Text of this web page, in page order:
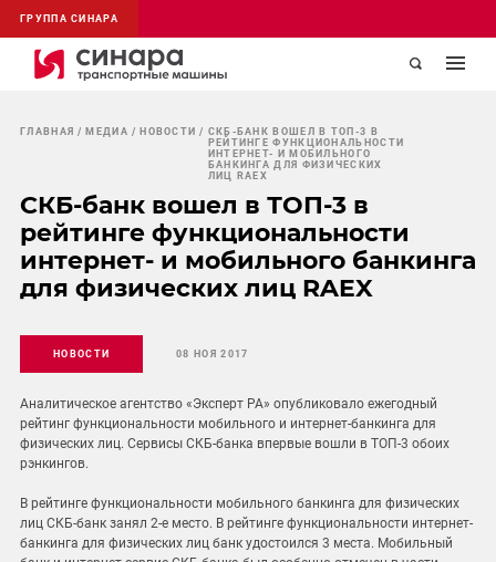
ГРУППА СИНАРА
ГЛАВНАЯ МЕДИА НОВОСТИ
СКБ-БАНК ВОШЕЛ В ТОП-3 В
РЕЙТИНГЕ ФУНКЦИОНАЛЬНОСТИ
ИНТЕРНЕТ- И МОБИЛЬНОГО
БАНКИНГА ДЛЯ ФИЗИЧЕСКИХ
ЛИЦ RAEX
СКБ-банк вошел в ТОП-3 в
рейтинге функциональности
интернет- и мобильного банкинга
для физических лиц RAEX
НОВОСТИ 08 НОЯ 2017
Аналитическое агентство «Эксперт РА» опубликовало ежегодный
рейтинг функциональности мобильного и интернет-банкинга для
физических лиц. Сервисы СКБ-банка впервые вошли в ТОП-3 обоих
рэнкингов.
В рейтинге функциональности мобильного банкинга для физических
лиц СКБ-банк занял 2-е место. В рейтинге функциональности интернет-
банкинга для физических лиц банк удостоился 3 места. Мобильный